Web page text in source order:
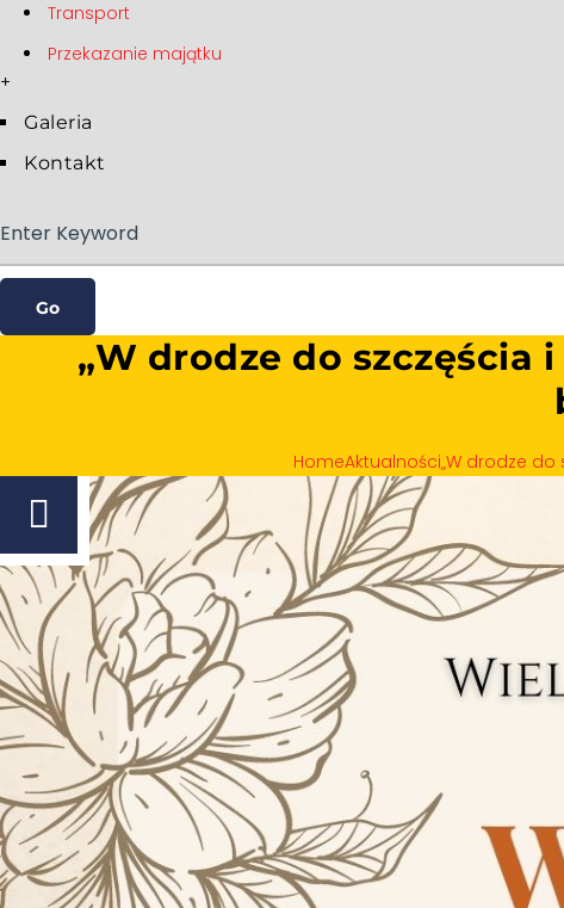
Transport
Przekazanie majątku
+
Galeria
Kontakt
„W drodze do szczęścia
HomeAktualności„W drodze